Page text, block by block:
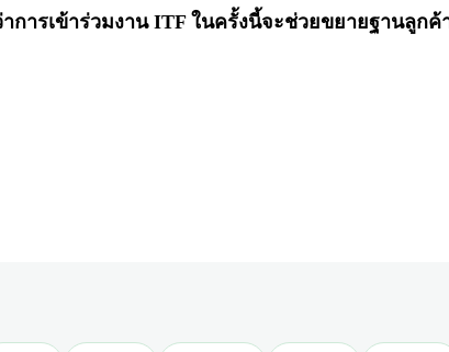
ารเข้าร่วมงาน ITF ในครั้งนี้จะช่วยขยายฐานลูกค้